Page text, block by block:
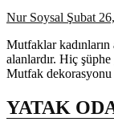
Nur Soysal Şubat
Mutfaklar
alanlardır. Hiç
Mutfak dekorasyonu
YATAK